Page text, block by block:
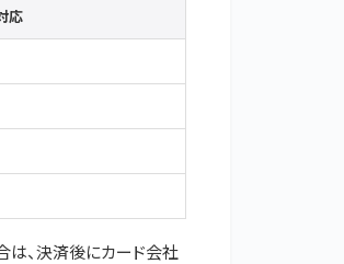
応
は、決済後にカード会社